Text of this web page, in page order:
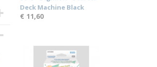
Deck Machine Black
€ 11,60